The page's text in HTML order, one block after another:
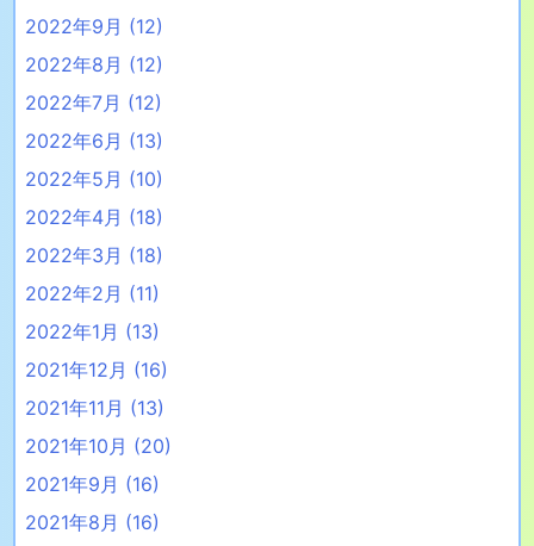
2022年9月 (12)
2022年8月 (12)
2022年7月 (12)
2022年6月 (13)
2022年5月 (10)
2022年4月 (18)
2022年3月 (18)
2022年2月 (11)
2022年1月 (13)
2021年12月 (16)
2021年11月 (13)
2021年10月 (20)
2021年9月 (16)
2021年8月 (16)